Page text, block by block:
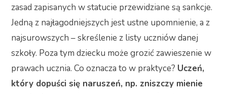
zasad zapisanych w statucie przewidziane są sankcje.
Jedną z najłagodniejszych jest ustne upomnienie, a z
najsurowszych – skreślenie z listy uczniów danej
szkoły. Poza tym dziecku może grozić zawieszenie w
prawach ucznia. Co oznacza to w praktyce? Uczeń,
który dopuści się naruszeń, np. zniszczy mienie